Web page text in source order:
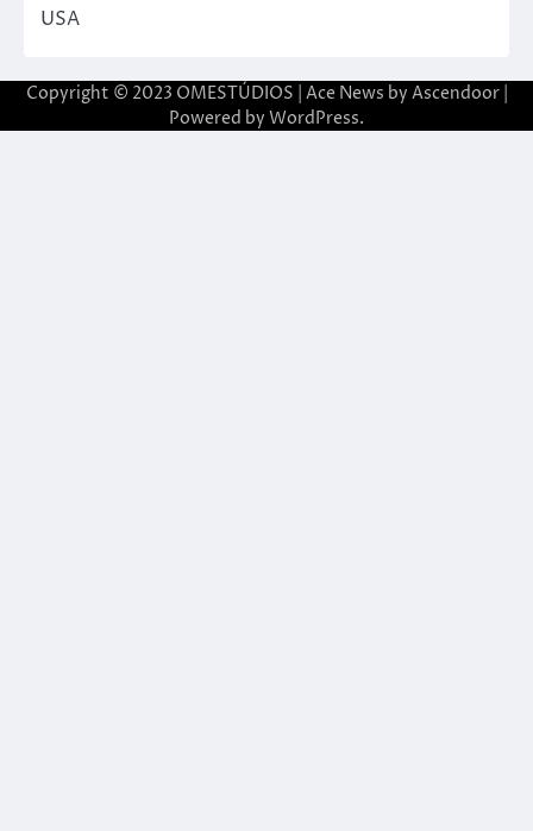
USA
Copyright © 2023 OMESTÚDIOS | Ace News by Ascendoor|
Powered by WordPress.